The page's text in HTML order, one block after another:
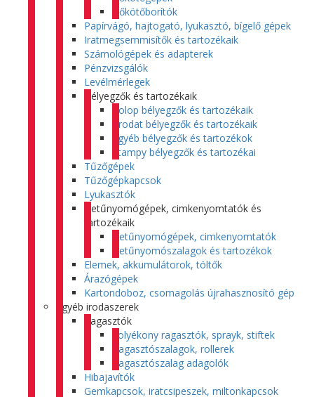
Hőkötőborítók
Papírvágó, hajtogató, lyukasztó, bígelő gépek
Iratmegsemmisítők és tartozékaik
Számológépek és adapterek
Pénzvizsgálók
Levélmérlegek
Bélyegzők és tartozékaik
Colop bélyegzők és tartozékaik
Trodat bélyegzők és tartozékaik
Egyéb bélyegzők és tartozékok
Stampy bélyegzők és tartozékai
Tűzőgépek
Tűzőgépkapcsok
Lyukasztók
Betűnyomógépek, cimkenyomtatók és
tartozékaik
Betűnyomógépek, cimkenyomtatók
Betűnyomószalagok és tartozékok
Elemek, akkumulátorok, töltők
Árazógépek
Kartondoboz, csomagolás újrahasznosító gép
Egyéb irodaszerek
Ragasztók
Folyékony ragasztók, sprayk, stiftek
Ragasztószalagok, rollerek
Ragasztószalag adagolók
Hibajavítók
Gemkapcsok, iratcsipeszek, miltonkapcsok